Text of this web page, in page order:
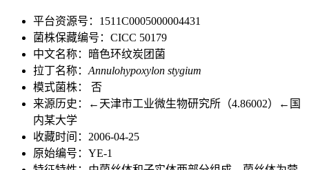
平台资源号：1511C0005000004431
菌株保藏编号：CICC 50179
中文名称：暗色环纹炭团菌
拉丁名称： Annulohypoxylon stygium
模式菌株： 否
来源历史：←天津市工业微生物研究所（4.86002）←国
内某大学
收藏时间：2006-04-25
原始编号：YE-1